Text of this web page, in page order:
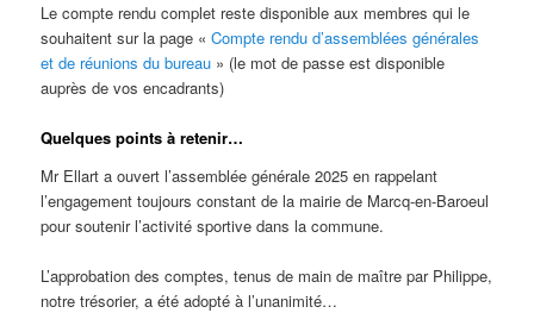
Le compte rendu complet reste disponible aux membres qui le
souhaitent sur la page «Compte rendu d’assemblées générales
et de réunions du bureau » (le mot de passe est disponible
auprès de vos encadrants)
Quelques points à retenir…
Mr Ellart a ouvert l’assemblée générale 2025 en rappelant
l’engagement toujours constant de la mairie de Marcq-en-Baroeul
pour soutenir l’activité sportive dans la commune.
L’approbation des comptes, tenus de main de maître par Philippe,
notre trésorier, a été adopté à l’unanimité…